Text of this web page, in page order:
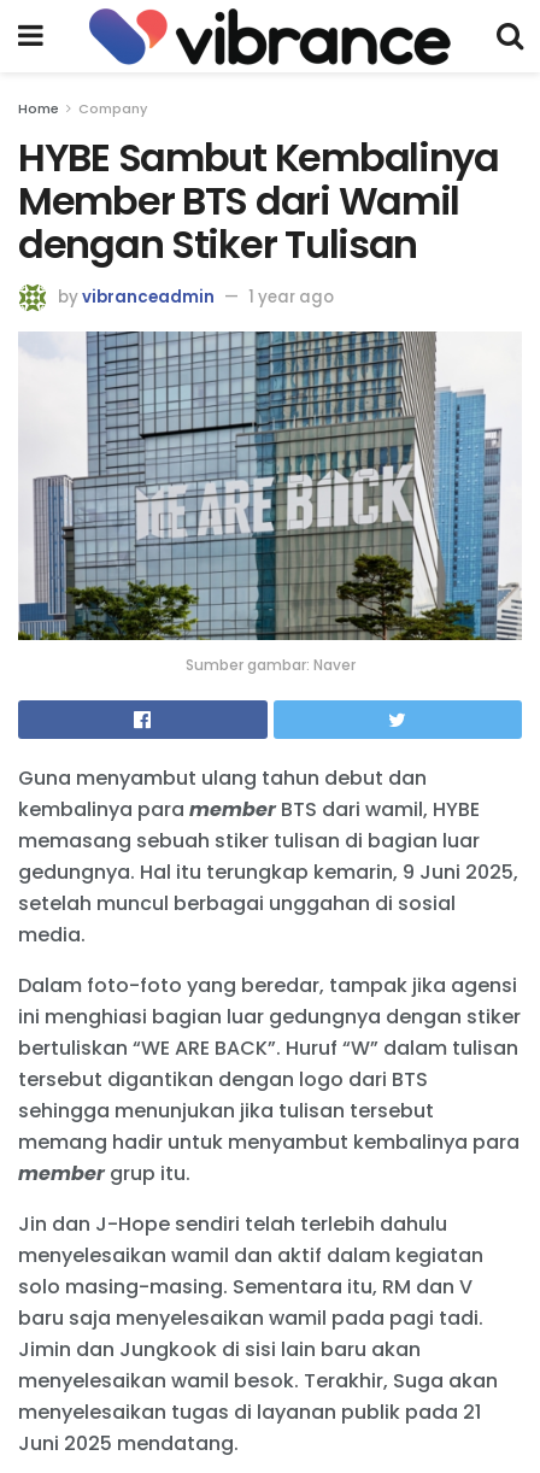
Home Company
HYBE Sambut Kembalinya
Member BTS dari Wamil
dengan Stiker Tulisan
byvibranceadmin 1 year ago
Sumber gambar: Naver
Guna menyambut ulang tahun debut dan
kembalinya para memberBTS dari wamil, HYBE
memasang sebuah stiker tulisan di bagian luar
gedungnya. Hal itu terungkap kemarin, 9 Juni 2025,
setelah muncul berbagai unggahan di sosial
media.
Dalam foto-foto yang beredar, tampak jika agensi
ini menghiasi bagian luar gedungnya dengan stiker
bertuliskan “WE ARE BACK”. Huruf “W” dalam tulisan
tersebut digantikan dengan logo dari BTS
sehingga menunjukan jika tulisan tersebut
memang hadir untuk menyambut kembalinya para
membergrup itu.
Jin dan J-Hope sendiri telah terlebih dahulu
menyelesaikan wamil dan aktif dalam kegiatan
solo masing-masing. Sementara itu, RM dan V
baru saja menyelesaikan wamil pada pagi tadi.
Jimin dan Jungkook di sisi lain baru akan
menyelesaikan wamil besok. Terakhir, Suga akan
menyelesaikan tugas di layanan publik pada 21
Juni 2025 mendatang.